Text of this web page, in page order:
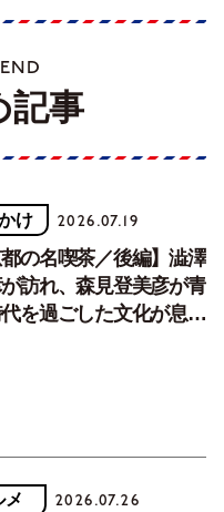
記事
け 2026.07.19
都の名喫茶／後編】澁澤
訪れ、森見登美彦が青
を過ごした文化が息づ
メ 2026.07.26